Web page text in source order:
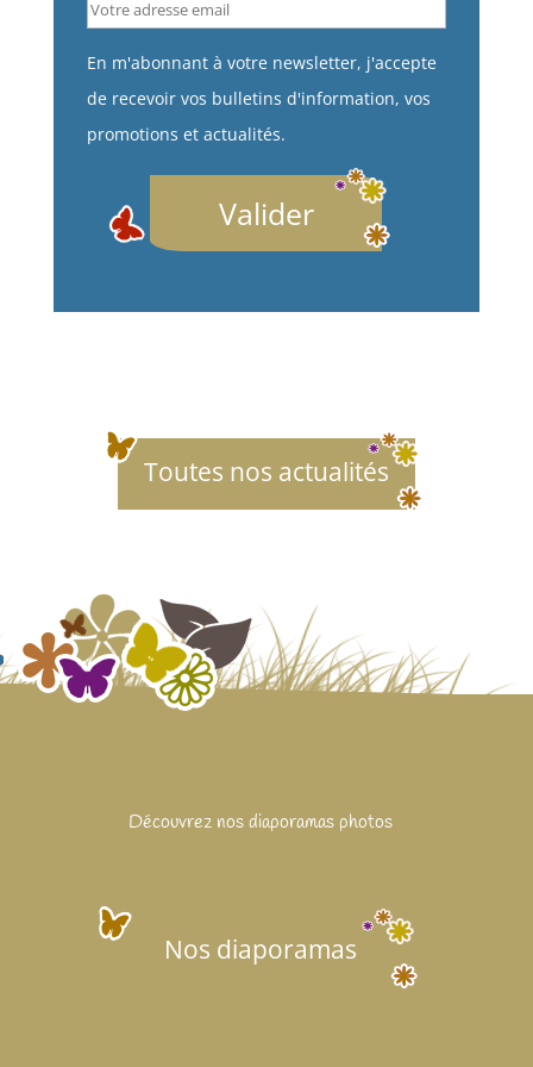
En m'abonnant à votre newsletter, j'accepte
de recevoir vos bulletins d'information, vos
promotions et actualités.
Valider
Toutes nos actualités
Découvrez nos diaporamas photos
Nos diaporamas